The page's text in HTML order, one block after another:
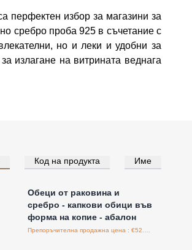
перфектен избор за магазини за
сребро проба 925 в съчетание с
но и леки и удобни за
излагане на витрината веднага
Код на продукта Име
Влезте за цени на едро
Обеци от раковина и
сребро - капкови обици във
форма на копие - абалон